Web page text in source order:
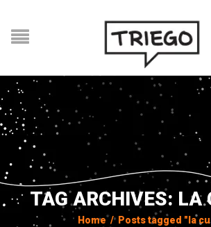
TAG ARCHIVES: LA
Home / Posts tagged "la